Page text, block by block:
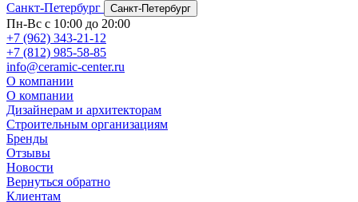
Санкт-Петербург
Санкт-Петербург
Пн-Вс с 10:00 до 20:00
+7 (962) 343-21-12
+7 (812) 985-58-85
info@ceramic-center.ru
О компании
О компании
Дизайнерам и архитекторам
Строительным организациям
Бренды
Отзывы
Новости
Вернуться обратно
Клиентам